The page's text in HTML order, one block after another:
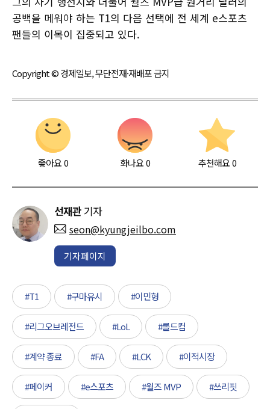
공백을 메워야 하는 T1의 다음 선택에 전 세계 e스포츠
팬들의 이목이 집중되고 있다.
Copyright © 경제일보, 무단전재·재배포 금지
좋아요0 화나요0 추천해요 0
선재관 기자
seon@kyungjeilbo.com
기자페이지
#T1 #구마유시 #이민형
#리그오브레전드 #LoL #롤드컵
#계약 종료 #FA #LCK #이적시장
#페이커 #e스포츠 #월즈 MVP #쓰리핏